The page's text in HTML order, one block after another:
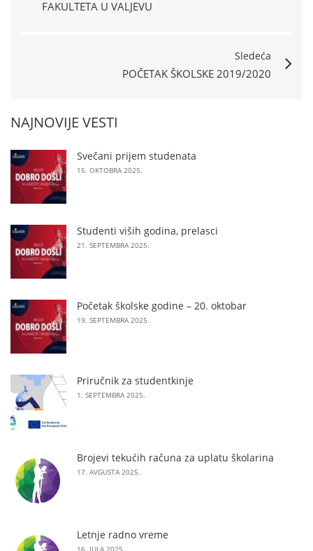
FAKULTETA U VALJEVU
Sledeća
POČETAK ŠKOLSKE 2019/2020
NAJNOVIJE VESTI
Svečani prijem studenata
15. OKTOBRA 2025.
Studenti viših godina, prelasci
21. SEPTEMBRA 2025.
Početak školske godine – 20. oktobar
19. SEPTEMBRA 2025.
Priručnik za studentkinje
1. SEPTEMBRA 2025.
Brojevi tekućih računa za uplatu školarina
17. AVGUSTA 2025.
Letnje radno vreme
16. JULA 2025.